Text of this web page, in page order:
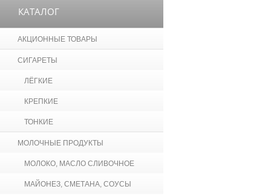
КАТАЛОГ
АКЦИОННЫЕ ТОВАРЫ
СИГАРЕТЫ
ЛЁГКИЕ
КРЕПКИЕ
ТОНКИЕ
МОЛОЧНЫЕ ПРОДУКТЫ
МОЛОКО, МАСЛО СЛИВОЧНОЕ
МАЙОНЕЗ, СМЕТАНА, СОУСЫ